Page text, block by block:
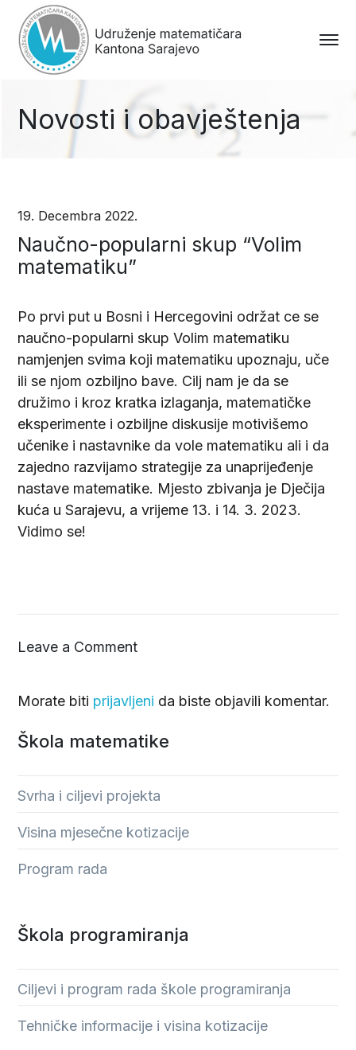
Novosti i obavještenja
19. Decembra 2022.
Naučno-popularni skup “Volim
matematiku”
Po prvi put u Bosni i Hercegovini održat ce se
naučno-popularni skup Volim matematiku
namjenjen svima koji matematiku upoznaju, uče
ili se njom ozbiljno bave. Cilj nam je da se
družimo i kroz kratka izlaganja, matematičke
eksperimente i ozbiljne diskusije motivišemo
učenike i nastavnike da vole matematiku ali i da
zajedno razvijamo strategije za unaprijeđenje
nastave matematike. Mjesto zbivanja je Dječija
kuća u Sarajevu, a vrijeme 13. i 14. 3. 2023.
Vidimo se!
Leave a Comment
Morate biti prijavljeni da biste objavili komentar.
Škola matematike
Svrha i ciljevi projekta
Visina mjesečne kotizacije
Program rada
Škola programiranja
Ciljevi i program rada škole programiranja
Tehničke informacije i visina kotizacije